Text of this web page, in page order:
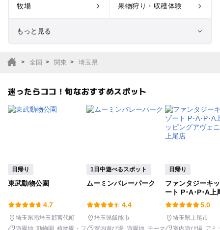
牧場 果物狩り・収穫体験
もっと見る
サファリパーク
植物園・フラワーパー
釣り 自然景観
潮干狩り 社会見学
全国 関東 埼玉県
迷ったらココ！旬なおすすめスポット
日帰り
東武動物公園
4.7
埼玉県南埼玉郡宮代町
1日中遊べるスポット
ムーミンバレーパーク
4.4
埼玉県飯能市
日帰り
ファンタジーキ
ート P･A･P･A上
ッピングアヴェ
上尾店
5.0
埼玉県上尾市